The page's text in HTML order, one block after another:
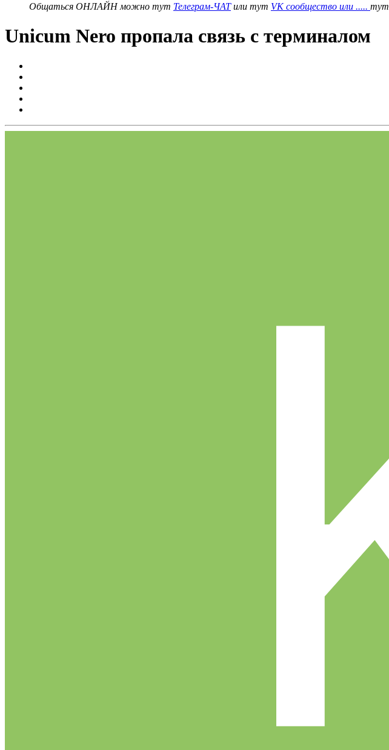
Общаться ОНЛАЙН можно тут Телеграм-ЧАТили тут VK сообщество или ..... тут
Unicum Nero пропала связь с терминалом